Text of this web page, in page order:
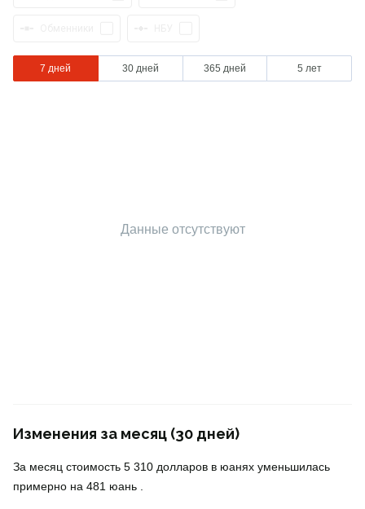
7 дней 30 дней 365 дней 5 лет
Данные отсутствуют
Изменения за месяц (30 дней)
За месяц стоимость 5 310 долларов в юанях уменьшилась
примерно на 481 юань .